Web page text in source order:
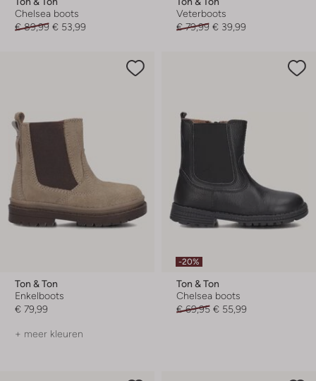
Chelsea boots
€ 89,99 € 53,99
Veterboots
€ 79,99 € 39,99
Ton & Ton
Enkelboots
€ 79,99
+ meer kleuren
-20%
Ton & Ton
Chelsea boots
€ 69,95 € 55,99